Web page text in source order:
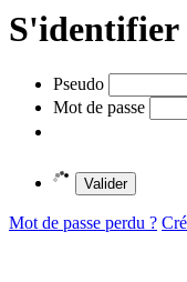
S'identifier
Pseudo
Mot de passe
Valider
Mot de passe perdu ?